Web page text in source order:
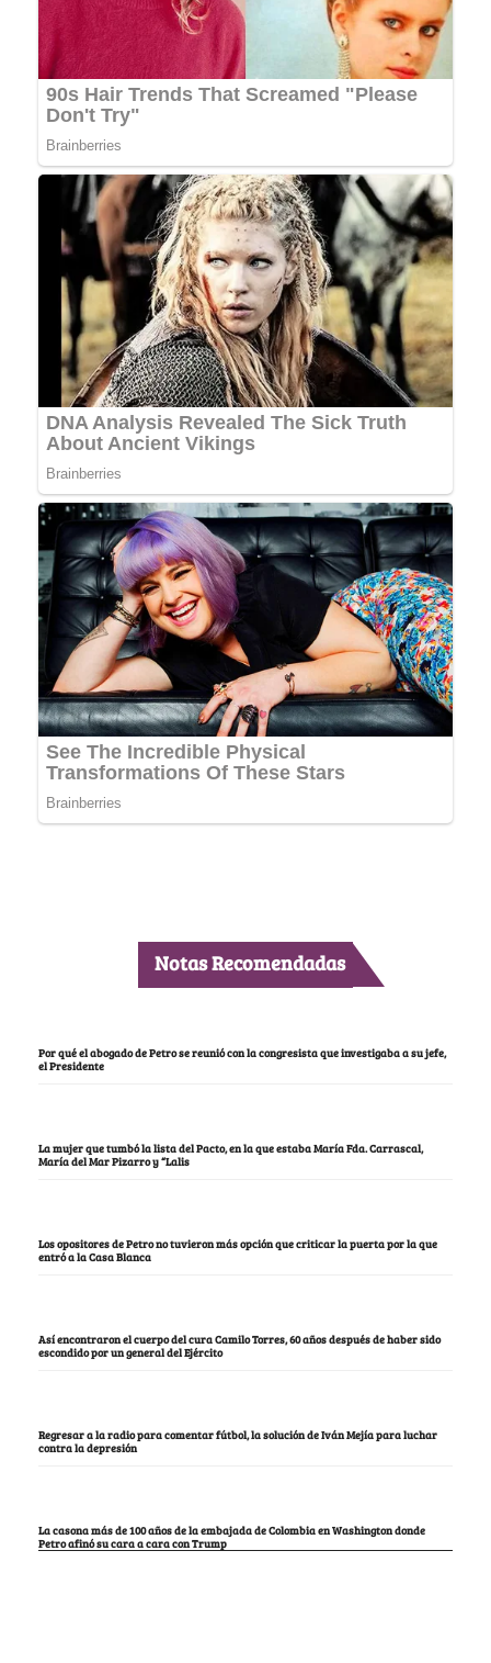
Notas Recomendadas
Por qué el abogado de Petro se reunió con la congresista que investigaba a su jefe,
el Presidente
La mujer que tumbó la lista del Pacto, en la que estaba María Fda. Carrascal,
María del Mar Pizarro y “Lalis
Los opositores de Petro no tuvieron más opción que criticar la puerta por la que
entró a la Casa Blanca
Así encontraron el cuerpo del cura Camilo Torres, 60 años después de haber sido
escondido por un general del Ejército
Regresar a la radio para comentar fútbol, la solución de Iván Mejía para luchar
contra la depresión
La casona más de 100 años de la embajada de Colombia en Washington donde
Petro afinó su cara a cara con Trump